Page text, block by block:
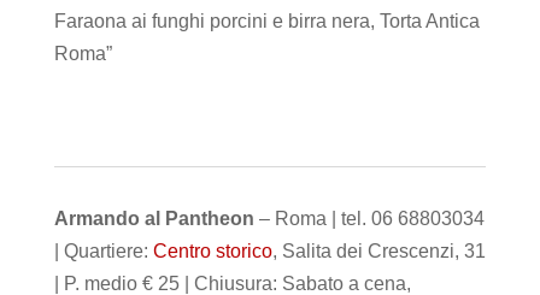
Faraona ai funghi porcini e birra nera, Torta Antica
Roma”
Armando al Pantheon – Roma | tel. 06 68803034
| Quartiere: Centro storico, Salita dei Crescenzi, 31
| P. medio € 25 | Chiusura: Sabato a cena,